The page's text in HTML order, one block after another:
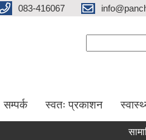
083-416067
सम्पर्क स्वतः प्रकाशन